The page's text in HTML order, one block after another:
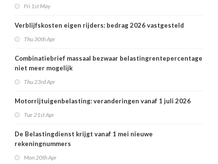
Fri 1st May
Verblijfskosten eigen rijders: bedrag 2026 vastgesteld
Thu 30th Apr
Combinatiebrief massaal bezwaar belastingrentepercentage
niet meer mogelijk
Thu 23rd Apr
Motorrijtuigenbelasting: veranderingen vanaf 1 juli 2026
Tue 21st Apr
De Belastingdienst krijgt vanaf 1 mei nieuwe
rekeningnummers
Mon 20th Apr